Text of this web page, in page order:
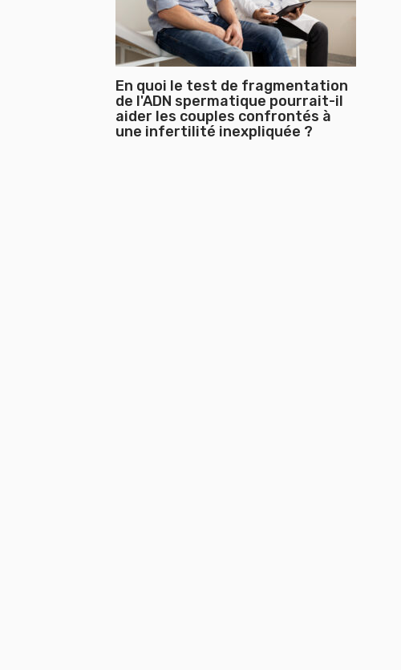
En quoi le test de fragmentation
de l'ADN spermatique pourrait-il
aider les couples confrontés à
une infertilité inexpliquée ?